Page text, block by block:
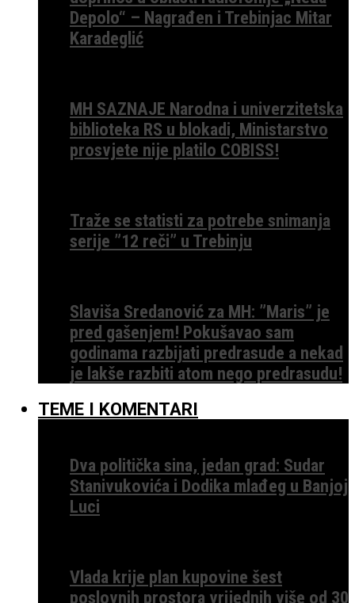
Depolo“ – Nagrađen i Trebinjac Mitar
Karadeglić
MH SAZNAJE Narodna i univerzitetska
biblioteka RS u blokadi, Ministarstvo
prosvjete nije platilo COBISS!
Traže se statisti za potrebe snimanja
serije ”12 reči” u Trebinju
Slaviša Sredanović za MH: ”Maris” je
pred gašenjem! Pokušavao sam
godinama razbijati predrasude a nekad
je lakše razbiti atom nego predrasudu!
TEME I KOMENTARI
Dva politička sina, jedan grad: Sudar
Stanivukovića i Dodika mlađeg u Banjoj
Luci
Vlada krije plan kupovine šest
poslovnih prostora vrijednih više od 30